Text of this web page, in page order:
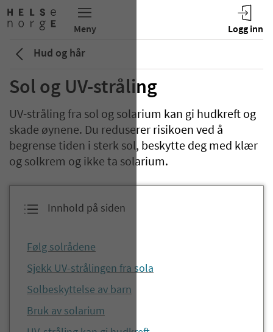
Hud og hår
Sol og UV-stråling
UV-stråling fra sol og solarium kan gi hudkreft og
skade øynene. Du reduserer risikoen ved å
begrense tiden i sterk sol, beskytte deg med klær
og solkrem og ikke ta solarium.
Innhold på siden
Følg solrådene
Sjekk UV-strålingen fra sola
Solbeskyttelse av barn
Bruk av solarium